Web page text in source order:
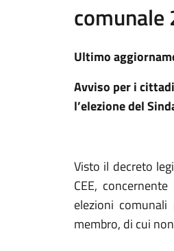
comunale
Ultimo
Avviso per i
l’elezione del
Visto il decreto
CEE,
elezioni
membro, di cui